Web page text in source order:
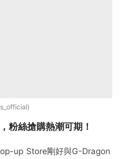
粉絲搶購熱潮可期！
up Store剛好與G-Dragon